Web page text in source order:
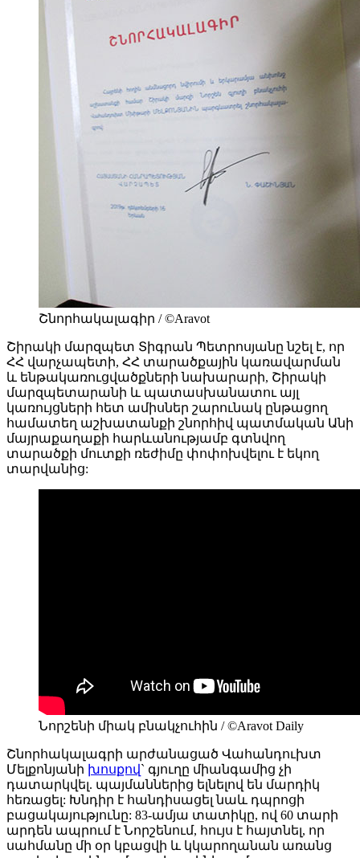
Շնորհակալագիր / ©Aravot
Շիրակի մարզպետ Տիգրան Պետրոսյանը նշել է, որ
ՀՀ վարչապետի, ՀՀ տարածքային կառավարման
և ենթակառուցվածքների նախարարի, Շիրակի
մարզպետարանի և պատասխանատու այլ
կառույցների հետ ամիսներ շարունակ ընթացող
համատեղ աշխատանքի շնորհիվ պատմական Անի
մայրաքաղաքի հարևանությամբ գտնվող
տարածքի մուտքի ռեժիմը փոփոխվելու է եկող
տարվանից:
Նորշենի միակ բնակչուհին / ©Aravot Daily
Շնորհակալագրի արժանացած Վահանդուխտ
Մելքոնյանի խոսքով` գյուղը միանգամից չի
դատարկվել. պայմաններից ելնելով են մարդիկ
հեռացել: Խնդիր է հանդիսացել նաև դպրոցի
բացակայությունը: 83-ամյա տատիկը, ով 60 տարի
արդեն ապրում է Նորշենում, հույս է հայտնել, որ
սահմանը մի օր կբացվի և կկարողանան առանց